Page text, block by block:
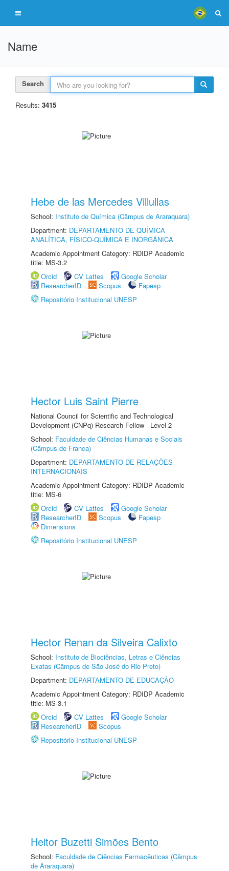
Name
Search
Results: 3415
Hebe de las Mercedes Villullas
School: Instituto de Química (Câmpus de Araraquara)
Department: DEPARTAMENTO DE QUÍMICA
ANALÍTICA, FÍSICO-QUÍMICA E INORGÂNICA
Academic Appointment Category: RDIDP Academic
title: MS-3.2
Orcid
CV Lattes
Google Scholar
ResearcherID
Scopus
Fapesp
Repositório Institucional UNESP
Hector Luis Saint Pierre
National Council for Scientific and Technological
Development (CNPq) Research Fellow - Level 2
School: Faculdade de Ciências Humanas e Sociais
(Câmpus de Franca)
Department: DEPARTAMENTO DE RELAÇÕES
INTERNACIONAIS
Academic Appointment Category: RDIDP Academic
title: MS-6
Orcid
CV Lattes
Google Scholar
ResearcherID
Scopus
Fapesp
Dimensions
Repositório Institucional UNESP
Hector Renan da Silveira Calixto
School: Instituto de Biociências, Letras e Ciências
Exatas (Câmpus de São José do Rio Preto)
Department: DEPARTAMENTO DE EDUCAÇÃO
Academic Appointment Category: RDIDP Academic
title: MS-3.1
Orcid
CV Lattes
Google Scholar
ResearcherID
Scopus
Repositório Institucional UNESP
Heitor Buzetti Simões Bento
School: Faculdade de Ciências Farmacêuticas (Câmpus
de Araraquara)